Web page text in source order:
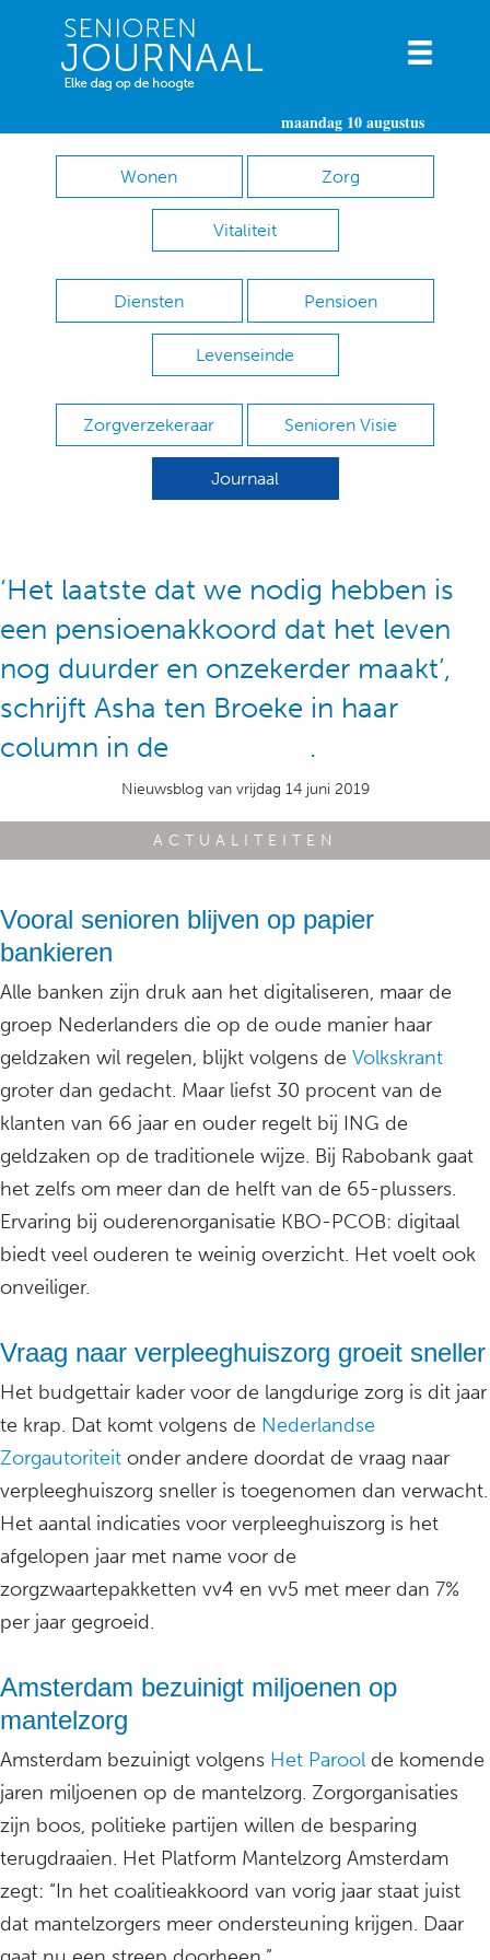
maandag 10 augustus
Wonen Zorg
Vitaliteit
Diensten Pensioen
Levenseinde
Zorgverzekeraar Senioren Visie
Journaal
‘Het laatste dat we nodig hebben is
een pensioenakkoord dat het leven
nog duurder en onzekerder maakt’,
schrijft Asha ten Broeke in haar
column in de
.
Nieuwsblog van vrijdag 14 juni 2019
ACTUALITEITEN
Vooral senioren blijven op papier
bankieren
Alle banken zijn druk aan het digitaliseren, maar de
groep Nederlanders die op de oude manier haar
geldzaken wil regelen, blijkt volgens de Volkskrant
groter dan gedacht. Maar liefst 30 procent van de
klanten van 66 jaar en ouder regelt bij ING de
geldzaken op de traditionele wijze. Bij Rabobank gaat
het zelfs om meer dan de helft van de 65-plussers.
Ervaring bij ouderenorganisatie KBO-PCOB: digitaal
biedt veel ouderen te weinig overzicht. Het voelt ook
onveiliger.
Vraag naar verpleeghuiszorg groeit sneller
Het budgettair kader voor de langdurige zorg is dit jaar
te krap. Dat komt volgens de Nederlandse
Zorgautoriteit onder andere doordat de vraag naar
verpleeghuiszorg sneller is toegenomen dan verwacht.
Het aantal indicaties voor verpleeghuiszorg is het
afgelopen jaar met name voor de
zorgzwaartepakketten vv4 en vv5 met meer dan 7%
per jaar gegroeid.
Amsterdam bezuinigt miljoenen op
mantelzorg
Amsterdam bezuinigt volgens Het Parool de komende
jaren miljoenen op de mantelzorg. Zorgorganisaties
zijn boos, politieke partijen willen de besparing
terugdraaien. Het Platform Mantelzorg Amsterdam
zegt: “In het coalitieakkoord van vorig jaar staat juist
dat mantelzorgers meer ondersteuning krijgen. Daar